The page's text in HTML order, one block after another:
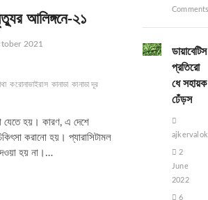
আলিঙ্গনে-২১
2021
করোনাভাইরাস কানাডা কানাডা দূর
যেতে হয়। কারণ, এ দেশে
করানো হয়। প্যারাসিটামল
হয় না।…
ডায়াবেটিস
প্রতিরো
ধে সহায়ক
ঢেঁড়স
2
June
2022
6